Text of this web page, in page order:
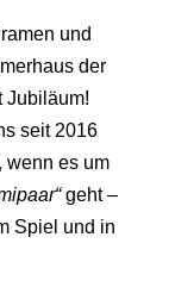
und
der
Jubiläum!
seit 2016
wenn es um
geht –
Spiel und in